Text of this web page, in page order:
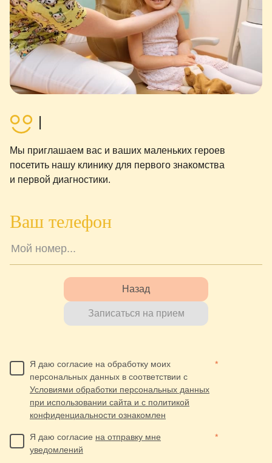
|
Мы приглашаем вас и ваших маленьких героев
посетить нашу клинику для первого знакомства
и первой диагностики.
Ваш телефон
Назад
Записаться на прием
Я даю согласие на обработку моих
персональных данных в соответствии с
Условиями обработки персональных данных
при использовании сайта и с политикой
конфиденциальности ознакомлен
*
Я даю согласие на отправку мне
уведомлений
*